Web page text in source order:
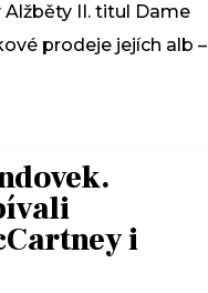
Alžběty II. titul Dame
prodeje jejích alb –
i